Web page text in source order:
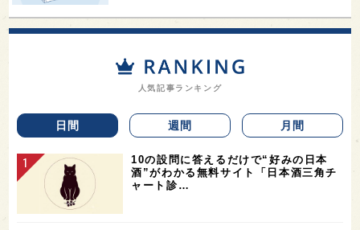
人気記事ランキング
日間 週間 月間
10の設問に答えるだけで“好みの日本
酒”がわかる無料サイト「日本酒三角チ
ャート診…